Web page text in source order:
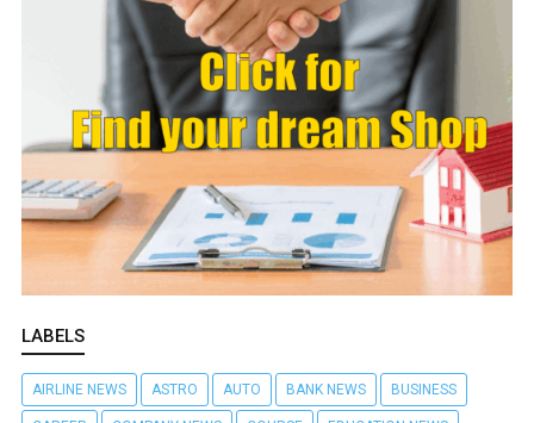
LABELS
AIRLINE NEWS ASTRO AUTO BANK NEWS BUSINESS